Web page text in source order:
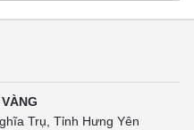
Trụ, Tỉnh Hưng Yên